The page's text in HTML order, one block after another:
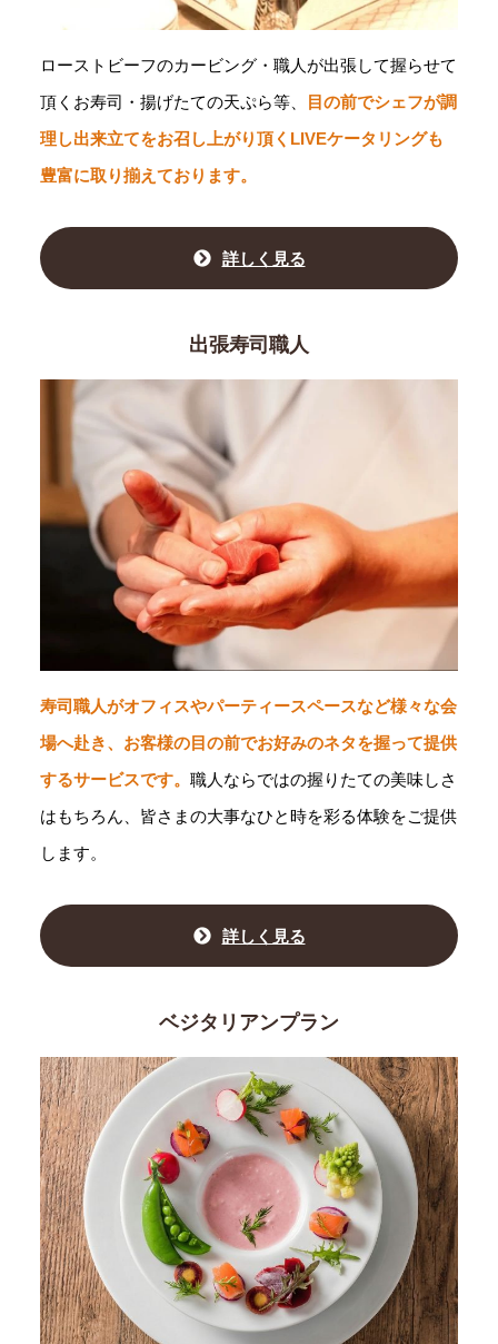
ローストビーフのカービング・職人が出張して握らせて
頂くお寿司・揚げたての天ぷら等、
目の前でシェフが調
理し出来立てをお召し上がり頂くLIVEケータリングも
豊富に取り揃えております。
詳しく見る
出張寿司職人
寿司職人がオフィスやパーティースペースなど様々な会
場へ赴き、お客様の目の前でお好みのネタを握って提供
するサービスです。 職人ならではの握りたての美味しさ
はもちろん、皆さまの大事なひと時を彩る体験をご提供
します。
詳しく見る
ベジタリアンプラン